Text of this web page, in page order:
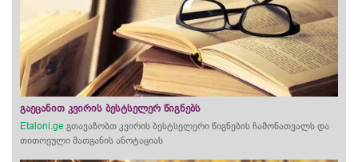
გაეცანით კვირის ბესტსელერ წიგნებს
Etaloni.ge გთავაზობთ კვირის ბესტსელერი წიგნების ჩამონათვალს და
თითოეული მათგანის ანოტაციას